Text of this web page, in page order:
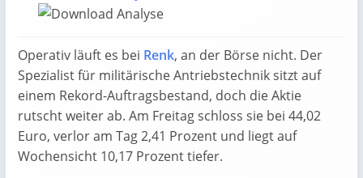
Operativ läuft es bei Renk, an der Börse nicht. Der
Spezialist für militärische Antriebstechnik sitzt auf
einem Rekord-Auftragsbestand, doch die Aktie
rutscht weiter ab. Am Freitag schloss sie bei 44,02
Euro, verlor am Tag 2,41 Prozent und liegt auf
Wochensicht 10,17 Prozent tiefer.